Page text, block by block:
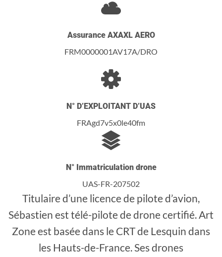
Assurance AXAXL AERO
FRM0000001AV17A/DRO
N° D’EXPLOITANT D’UAS
FRAgd7v5x0le40fm
N° Immatriculation drone
UAS-FR-207502
Titulaire d’une licence de pilote d’avion,
Sébastien est télé-pilote de drone certifié. Art
Zone est basée dans le CRT de Lesquin dans
les Hauts-de-France. Ses drones